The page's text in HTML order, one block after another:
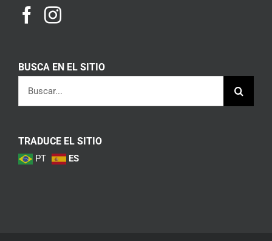
BUSCA EN EL SITIO
TRADUCE EL SITIO
PT ES